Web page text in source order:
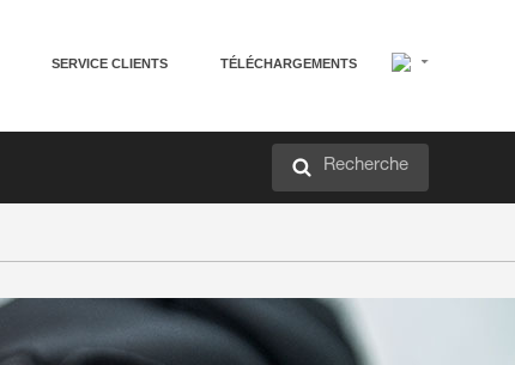
SERVICE CLIENTS TÉLÉCHARGEMENTS
Recherche